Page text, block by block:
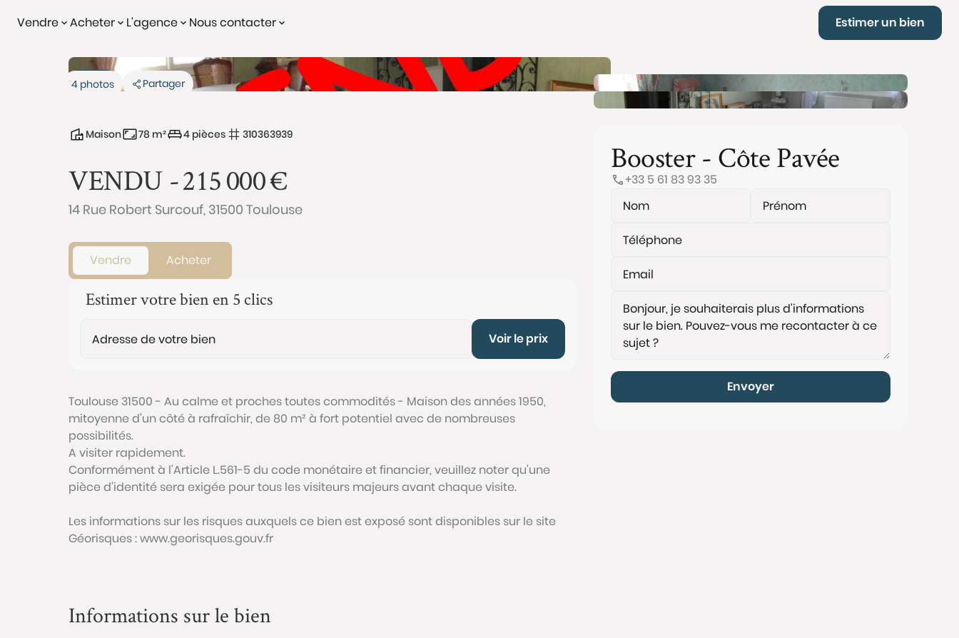
Vendre Acheter L'agence Nous contacter Estimer un bien
Vendu
4 photos Partager
Maison 78 m² 4 pièces 310363939
VENDU -215 000€
14 Rue Robert Surcouf, 31500 Toulouse
Vendre Acheter
Estimer votre bien en 5 clics
Voir le prix
Toulouse 31500 - Au calme et proches toutes commodités - Maison des années 1950,
mitoyenne d'un côté à rafraîchir, de 80 m² à fort potentiel avec de nombreuses
possibilités.
A visiter rapidement.
Conformément à l'Article L.561-5 du code monétaire et financier, veuillez noter qu'une
pièce d'identité sera exigée pour tous les visiteurs majeurs avant chaque visite.
Les informations sur les risques auxquels ce bien est exposé sont disponibles sur le site
Géorisques : www.georisques.gouv.fr
Informations sur le bien
Booster - Côte Pavée
+33 5 61 83 93 35
Envoyer